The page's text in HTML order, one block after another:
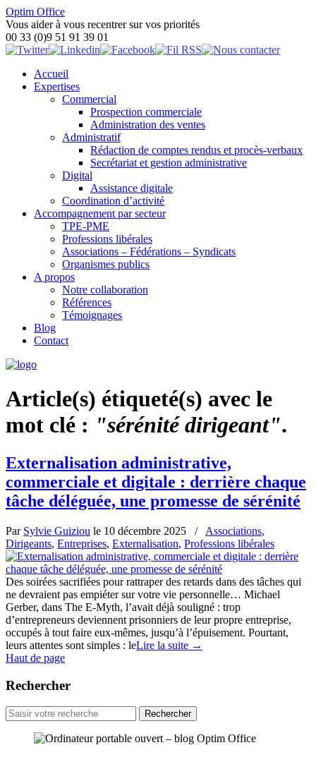
Optim Office
Vous aider à vous recentrer sur vos priorités
00 33 (0)9 51 91 39 01
Accueil
Expertises
Commercial
Prospection commerciale
Administration des ventes
Administratif
Rédaction de comptes rendus et procès-verbaux
Secrétariat et gestion administrative
Digital
Assistance digitale
Coordination d’activité
Accompagnement par secteur
TPE-PME
Professions libérales
Associations – Fédérations – Syndicats
Organismes publics
A propos
Notre collaboration
Références
Témoignages
Blog
Contact
Article(s) étiqueté(s) avec le
mot clé : "sérénité dirigeant".
Externalisation administrative,
commerciale et digitale : derrière chaque
tâche déléguée, une promesse de sérénité
Par Sylvie Guiziou le 10 décembre 2025 / Associations,
Dirigeants, Entreprises, Externalisation, Professions libérales
Des soirées sacrifiées pour rattraper des retards dans des tâches qui
ne devraient pas empiéter sur votre vie personnelle… Michael
Gerber, dans The E-Myth, l’avait déjà souligné : trop
d’entrepreneurs deviennent prisonniers de leur propre entreprise,
occupés à tout faire eux-mêmes, jusqu’à l’épuisement. Pourtant,
leurs attentes sont simples : leLire la suite →
Haut de page
Rechercher
Rechercher
pour